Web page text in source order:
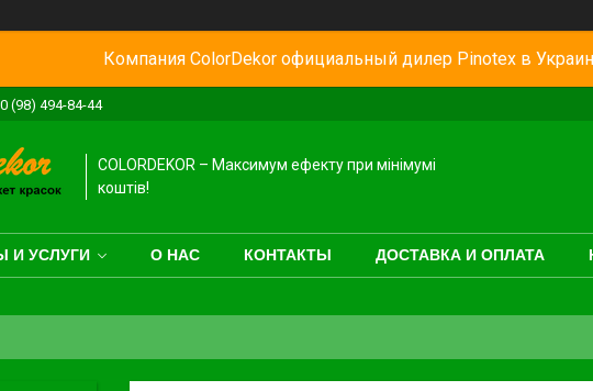
Компания ColorDekor официальный дилер Pinotex в
(98) 494-84-44
COLORDEKOR – Максимум ефекту при мінімумі
коштів!
И УСЛУГИ О НАС КОНТАКТЫ ДОСТАВКА И ОПЛАТА